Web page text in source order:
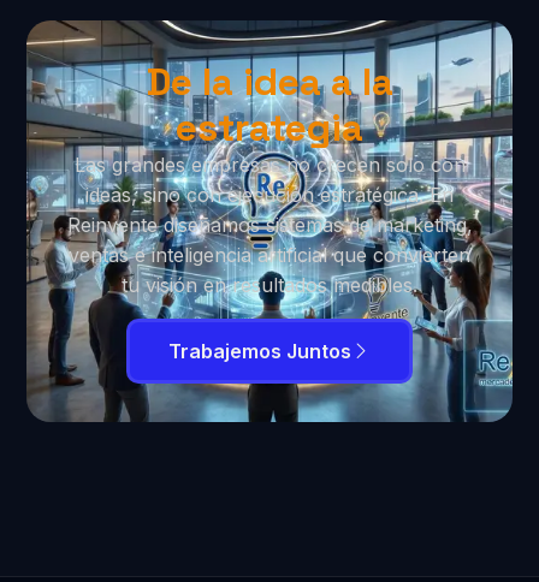
De la idea a la
estrategia
Las grandes empresas no crecen solo con
ideas, sino con ejecución estratégica. En
Reinvente diseñamos sistemas de marketing,
ventas e inteligencia artificial que convierten
tu visión en resultados medibles.
Trabajemos Juntos